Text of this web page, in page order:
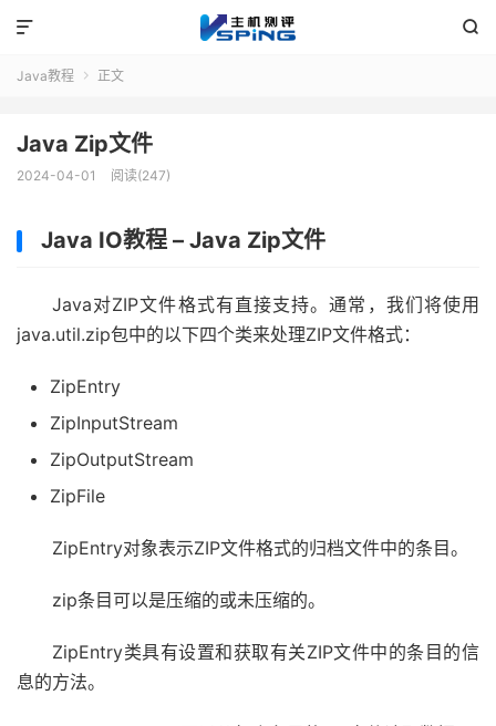


Java教程  正文
Java Zip文件
2024-04-01 阅读(247)
Java IO教程 – Java Zip文件
Java对ZIP文件格式有直接支持。通常，我们将使用
java.util.zip包中的以下四个类来处理ZIP文件格式：
ZipEntry
ZipInputStream
ZipOutputStream
ZipFile
ZipEntry对象表示ZIP文件格式的归档文件中的条目。
zip条目可以是压缩的或未压缩的。
ZipEntry类具有设置和获取有关ZIP文件中的条目的信
息的方法。